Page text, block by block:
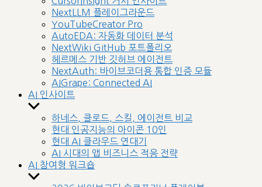
NextLLM 플레이그라운드
YouTubeCreator Pro
AutoEDA: 자동화 데이터 분석
NextWiki GitHub 포트폴리오
헤르메스 기반 깃허브 에이전트
NextAuth: 바이브코더용 통합 인증 모듈
AIGrape: Connected AI
AI 인사이트
Show
sub
menu
하네스, 클로드, 스킬, 에이전트 비교
현대 인공지능의 아이콘 10인
현대 AI 클라우드 연대기
AI 시대의 앱 비즈니스 적응 전략
AI 참여형 워크숍
Show